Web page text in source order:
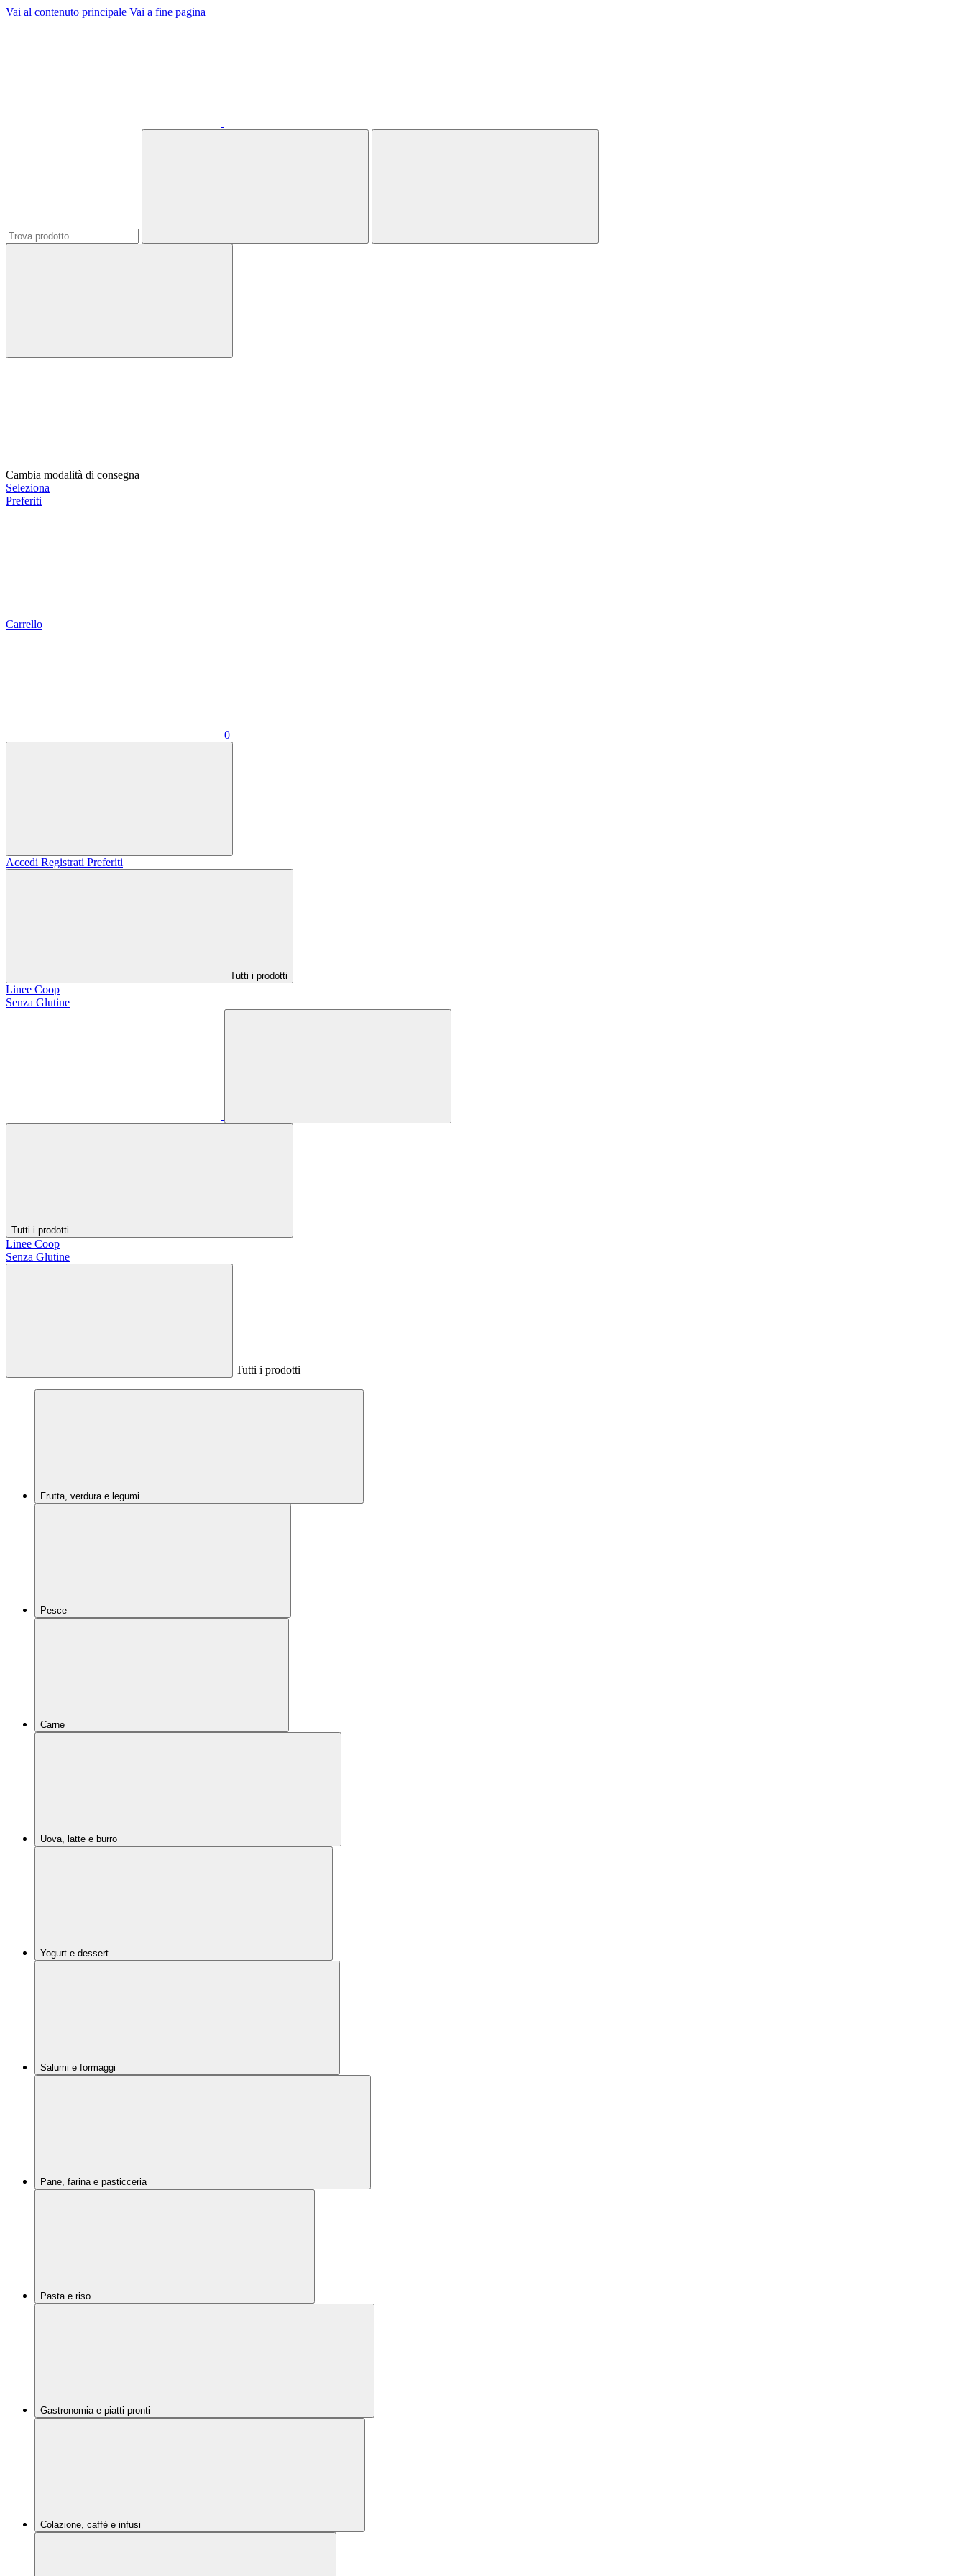
Vai al contenuto principale Vai a fine pagina
Cambia modalità di consegna
Seleziona
Preferiti
Carrello
0
Accedi Registrati Preferiti
Tutti i prodotti
Linee Coop
Senza Glutine
Tutti i prodotti
Linee Coop
Senza Glutine
Tutti i prodotti
Frutta, verdura e legumi
Pesce
Carne
Uova, latte e burro
Yogurt e dessert
Salumi e formaggi
Pane, farina e pasticceria
Pasta e riso
Gastronomia e piatti pronti
Colazione, caffè e infusi